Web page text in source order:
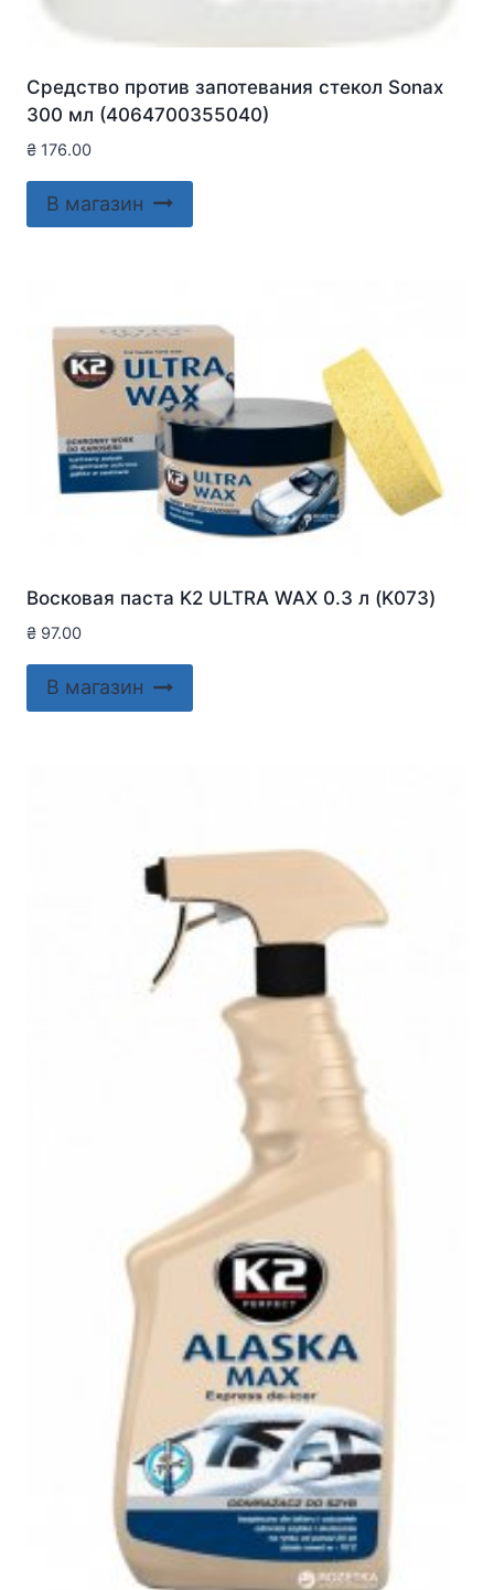
Средство против запотевания стекол Sonax
300 мл (4064700355040)
₴ 176.00
В магазин
Восковая паста K2 ULTRA WAX 0.3 л (K073)
₴ 97.00
В магазин